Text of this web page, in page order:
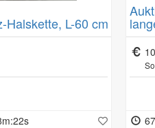
Halskette, L-60 cm
cm,